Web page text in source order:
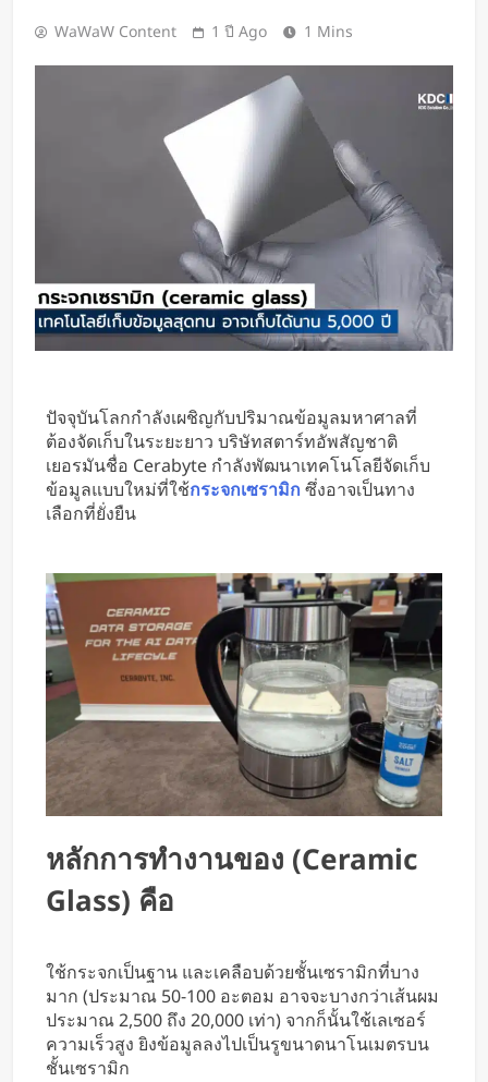
รุ่นแรก! มาพร้อม Smart Dial บนเคส
Spotify เพิ่มโหมดวิ่งใหม่ ปรับเพลง
ตามความเร็วและรูปแบบการฝึก
Meta Horizon+ จับมือ Xbox Game
Pass เปลี่ยนแว่น Meta Quest ให้
กลายเป็นจอเกมเสมือนขนาด 26 ฟุต
2 วัน Ago
ชัดแม้แสงน้อย! จีนพัฒนาแว่น Night
Vision มองกลางคืนได้ครบทุกสี
2 วัน Ago
เปลี่ยนขยะพลาสติกเป็นพลังงาน
“ไฮโดรเจน” จากพลาสติกผสม โดย
ไม่ต้องคัดแยกก่อน
WaWaW Content 1 ปี Ago 1 Mins
ปัจจุบันโลกกำลังเผชิญกับปริมาณข้อมูลมหาศาลที่
ต้องจัดเก็บในระยะยาว บริษัทสตาร์ทอัพสัญชาติ
เยอรมันชื่อ Cerabyte กำลังพัฒนาเทคโนโลยีจัดเก็บ
ข้อมูลแบบใหม่ที่ใช้กระจกเซรามิก ซึ่งอาจเป็นทาง
เลือกที่ยั่งยืน
หลักการทำงานของ (ceramic
Glass) คือ
ใช้กระจกเป็นฐาน และเคลือบด้วยชั้นเซรามิกที่บาง
มาก (ประมาณ 50-100 อะตอม อาจจะบางกว่าเส้นผม
ประมาณ 2,500 ถึง 20,000 เท่า) จากก็นั้นใช้เลเซอร์
ความเร็วสูง ยิงข้อมูลลงไปเป็นรูขนาดนาโนเมตรบน
ชั้นเซรามิก